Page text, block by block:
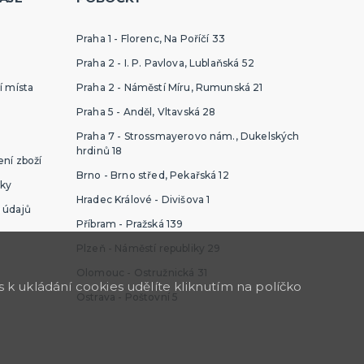
místa
zboží
údajů
Praha 1 - Florenc, Na Poříčí 33
Praha 2 - I. P. Pavlova, Lublaňská 52
Praha 2 - Náměstí Míru, Rumunská 21
Praha 5 - Anděl, Vltavská 28
Praha 7 - Strossmayerovo nám., Dukelských
hrdinů 18
Brno - Brno střed, Pekařská 12
Hradec Králové - Divišova 1
Příbram - Pražská 139
Plzeň - Náměstí republiky 29
Olomouc - Ostružnická 31
Ostrava - Poštovní 5
k ukládání cookies udělíte kliknutím na políčko